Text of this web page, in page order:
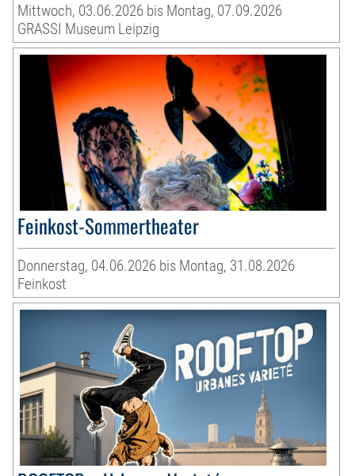
Mittwoch, 03.06.2026 bis Montag, 07.09.2026
GRASSI Museum Leipzig
Feinkost-Sommertheater
Donnerstag, 04.06.2026 bis Montag, 31.08.2026
Feinkost